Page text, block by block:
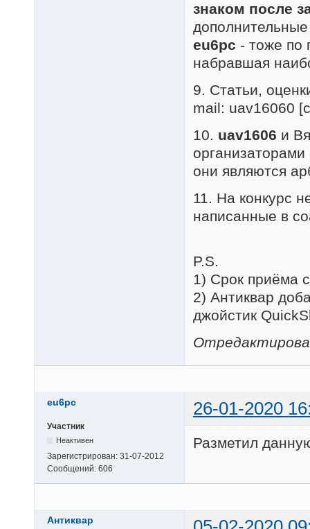
знаком после
eu6pc - тоже по
набравшая
9. Статьи,
mail: uav16060
10. uav1606 и
они являются
11. На конкурс
написанные в
P.S.
1) Срок приёма
2) Антиквар
джойстик
eu6pc 26-01-2020
Участник
Неактивен
Зарегистрирован: 31-07-2012
Сообщений: 606
Разметил
Антиквар